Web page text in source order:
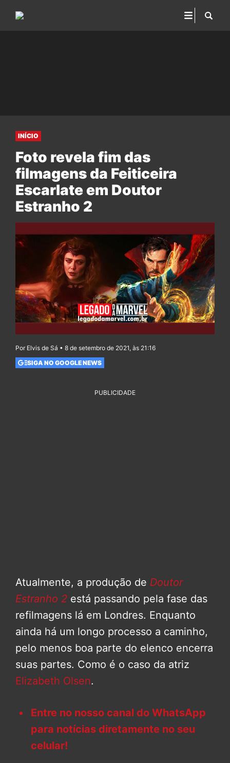
INÍCIO
Foto revela fim das
filmagens da Feiticeira
Escarlate em Doutor
Estranho 2
Por Elvis de Sá • 8 de setembro de 2021, às 21:16
SIGA NO GOOGLE NEWS
PUBLICIDADE
Atualmente, a produção de Doutor
Estranho 2 está passando pela fase das
refilmagens lá em Londres. Enquanto
ainda há um longo processo a caminho,
pelo menos boa parte do elenco encerra
suas partes. Como é o caso da atriz
Elizabeth Olsen.
Entre no nosso canal do WhatsApp
para notícias diretamente no seu
celular!